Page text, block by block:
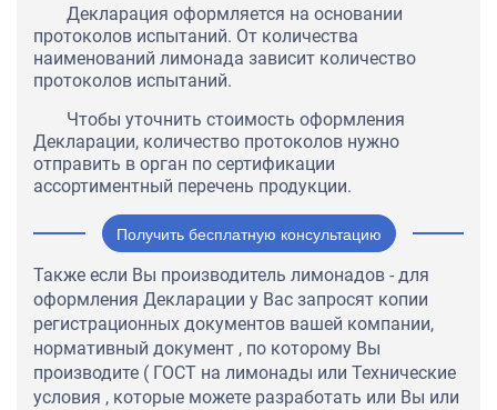
Декларация оформляется на основании
протоколов испытаний. От количества
наименований лимонада зависит количество
протоколов испытаний.
Чтобы уточнить стоимость оформления
Декларации, количество протоколов нужно
отправить в орган по сертификации
ассортиментный перечень продукции.
Получить бесплатную консультацию
Также если Вы производитель лимонадов - для
оформления Декларации у Вас запросят копии
регистрационных документов вашей компании,
нормативный документ , по которому Вы
производите ( ГОСТ на лимонады или Технические
условия , которые можете разработать или Вы или